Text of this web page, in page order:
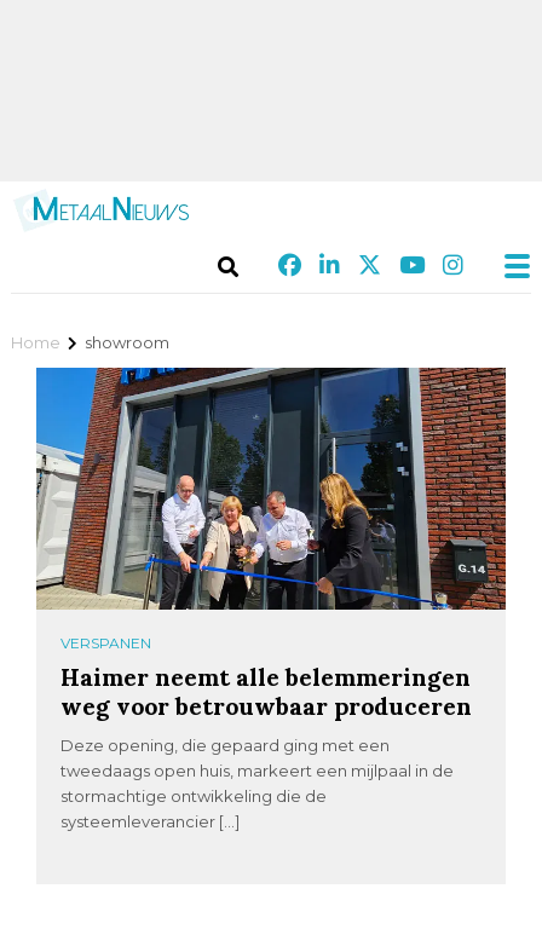
Home showroom
VERSPANEN
Haimer neemt alle belemmeringen
weg voor betrouwbaar produceren
Deze opening, die gepaard ging met een
tweedaags open huis, markeert een mijlpaal in de
stormachtige ontwikkeling die de
systeemleverancier […]